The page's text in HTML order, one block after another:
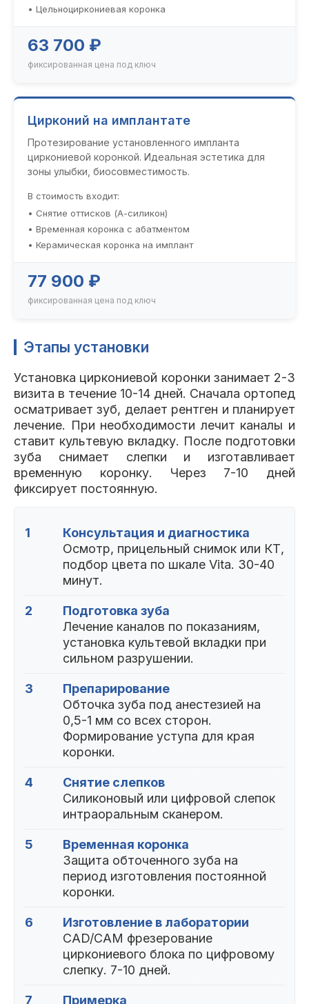
• Цельноциркониевая коронка
63 700 ₽
фиксированная цена под ключ
Цирконий на имплантате
Протезирование установленного импланта
циркониевой коронкой. Идеальная эстетика для
зоны улыбки, биосовместимость.
В стоимость входит:
• Снятие оттисков (А-силикон)
• Временная коронка с абатментом
• Керамическая коронка на имплант
77 900 ₽
фиксированная цена под ключ
Этапы установки
Установка циркониевой коронки занимает 2-3
визита в течение 10-14 дней. Сначала ортопед
осматривает зуб, делает рентген и планирует
лечение. При необходимости лечит каналы и
ставит культевую вкладку. После подготовки
зуба снимает слепки и изготавливает
временную коронку. Через 7-10 дней
фиксирует постоянную.
1
Консультация и диагностика
Осмотр, прицельный снимок или КТ,
подбор цвета по шкале Vita. 30-40
минут.
2
Подготовка зуба
Лечение каналов по показаниям,
установка культевой вкладки при
сильном разрушении.
3
Препарирование
Обточка зуба под анестезией на
0,5-1 мм со всех сторон.
Формирование уступа для края
коронки.
4
Снятие слепков
Силиконовый или цифровой слепок
интраоральным сканером.
5
Временная коронка
Защита обточенного зуба на
период изготовления постоянной
коронки.
6
Изготовление в лаборатории
CAD/CAM фрезерование
циркониевого блока по цифровому
слепку. 7-10 дней.
7 Примерка